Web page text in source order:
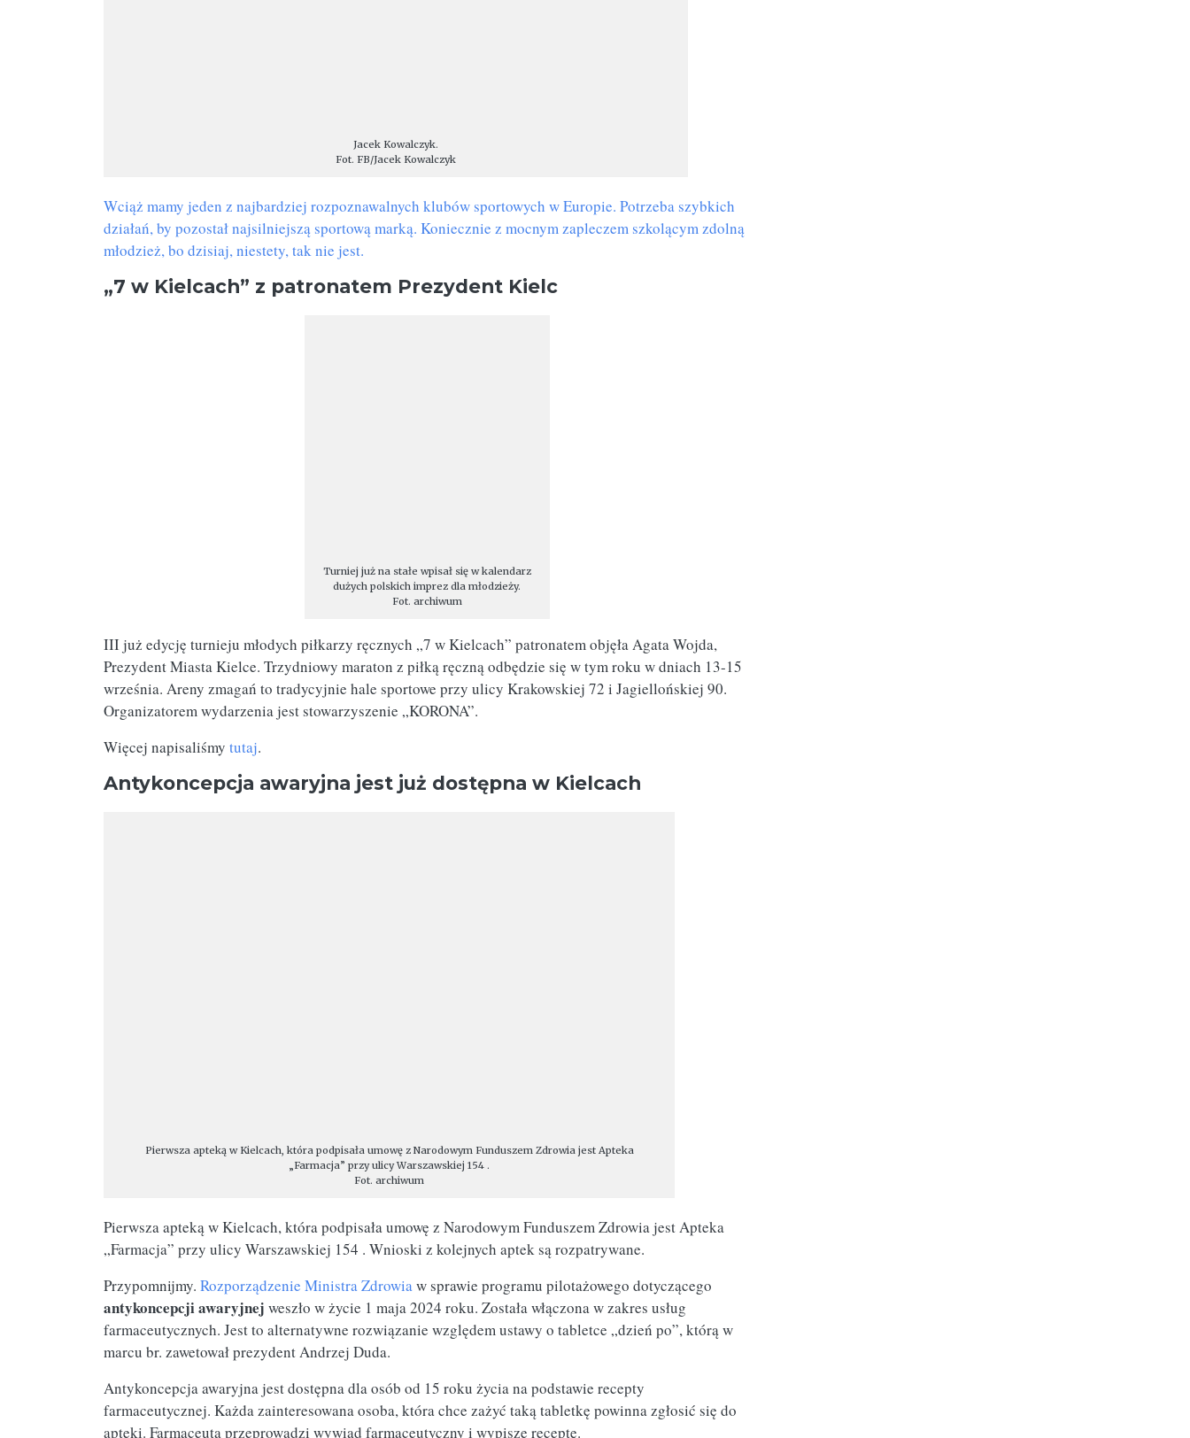
Jacek Kowalczyk.
Fot. FB/Jacek Kowalczyk
Wciąż mamy jeden z najbardziej rozpoznawalnych klubów sportowych w Europie. Potrzeba szybkich
działań, by pozostał najsilniejszą sportową marką. Koniecznie z mocnym zapleczem szkolącym zdolną
młodzież, bo dzisiaj, niestety, tak nie jest.
„7 w Kielcach” z patronatem Prezydent Kielc
Turniej już na stałe wpisał się w kalendarz
dużych polskich imprez dla młodzieży.
Fot. archiwum
III już edycję turnieju młodych piłkarzy ręcznych „7 w Kielcach” patronatem objęła Agata Wojda,
Prezydent Miasta Kielce. Trzydniowy maraton z piłką ręczną odbędzie się w tym roku w dniach 13-15
września. Areny zmagań to tradycyjnie hale sportowe przy ulicy Krakowskiej 72 i Jagiellońskiej 90.
Organizatorem wydarzenia jest stowarzyszenie „KORONA”.
Więcej napisaliśmy tutaj.
Antykoncepcja awaryjna jest już dostępna w Kielcach
Pierwsza apteką w Kielcach, która podpisała umowę z Narodowym Funduszem Zdrowia jest Apteka
„Farmacja” przy ulicy Warszawskiej 154 .
Fot. archiwum
Pierwsza apteką w Kielcach, która podpisała umowę z Narodowym Funduszem Zdrowia jest Apteka
„Farmacja” przy ulicy Warszawskiej 154 . Wnioski z kolejnych aptek są rozpatrywane.
Przypomnijmy. Rozporządzenie Ministra Zdrowiaw sprawie programu pilotażowego dotyczącego
antykoncepcji awaryjnej weszło w życie 1 maja 2024 roku. Została włączona w zakres usług
farmaceutycznych. Jest to alternatywne rozwiązanie względem ustawy o tabletce „dzień po”, którą w
marcu br. zawetował prezydent Andrzej Duda.
Antykoncepcja awaryjna jest dostępna dla osób od 15 roku życia na podstawie recepty
farmaceutycznej. Każda zainteresowana osoba, która chce zażyć taką tabletkę powinna zgłosić się do
apteki. Farmaceuta przeprowadzi wywiad farmaceutyczny i wypisze receptę.